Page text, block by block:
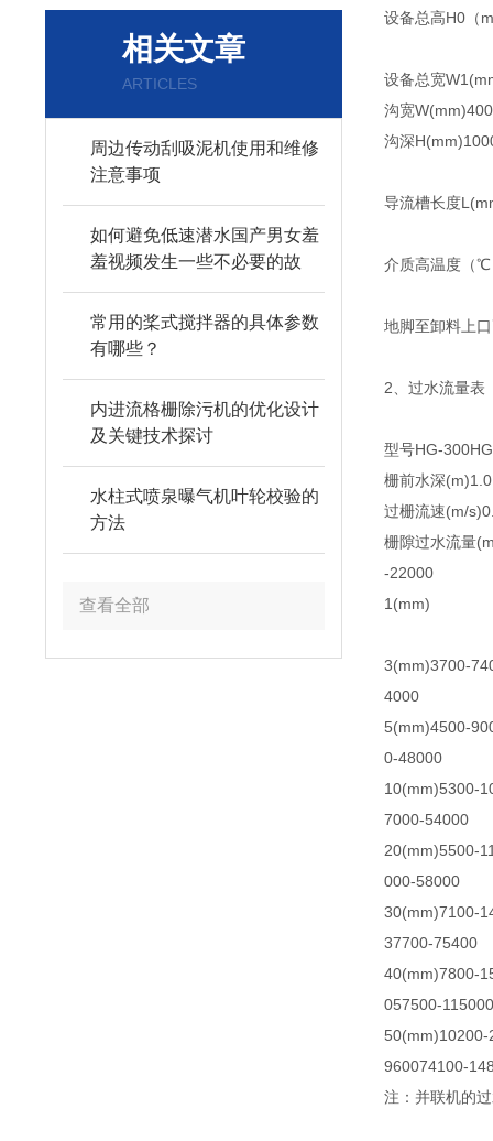
相关文章
ARTICLES
周边传动刮吸泥机使用和维修
注意事项
如何避免低速潜水国产男女羞
羞视频发生一些不必要的故
障？
常用的桨式搅拌器的具体参数
有哪些？
内进流格栅除污机的优化设计
及关键技术探讨
水柱式喷泉曝气机叶轮校验的
方法
查看全部
设备总高H0（
设备总宽
沟宽W(mm)400
沟深H(mm)
导流槽长度
介质高温度（
地脚至卸料上
2、过水流量表
型号HG-300
栅前水深(m)1.0
过栅流速(m/s)
栅隙过水流量
-22000
1(mm)
3(mm)3700-
4000
5(mm)4500-
0-48000
10(mm)5300-
7000-54000
20(mm)5500-
000-58000
30(mm)7100-
37700-75400
40(mm)7800-
057500-
50(mm)10200-
960074100-
注：并联